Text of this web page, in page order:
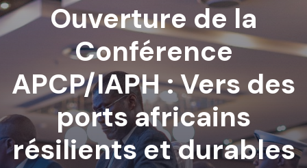
Ouverture de la
Conférence
APCP/IAPH : Vers des
ports africains
résilients et durables